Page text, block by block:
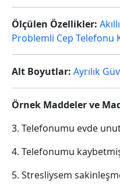
Ölçülen Özellikler:
Problemli Cep Telefonu
Alt Boyutlar: Ayrılık
Örnek Maddeler ve
3. Telefonumu evde
4. Telefonumu
5. Stresliysem